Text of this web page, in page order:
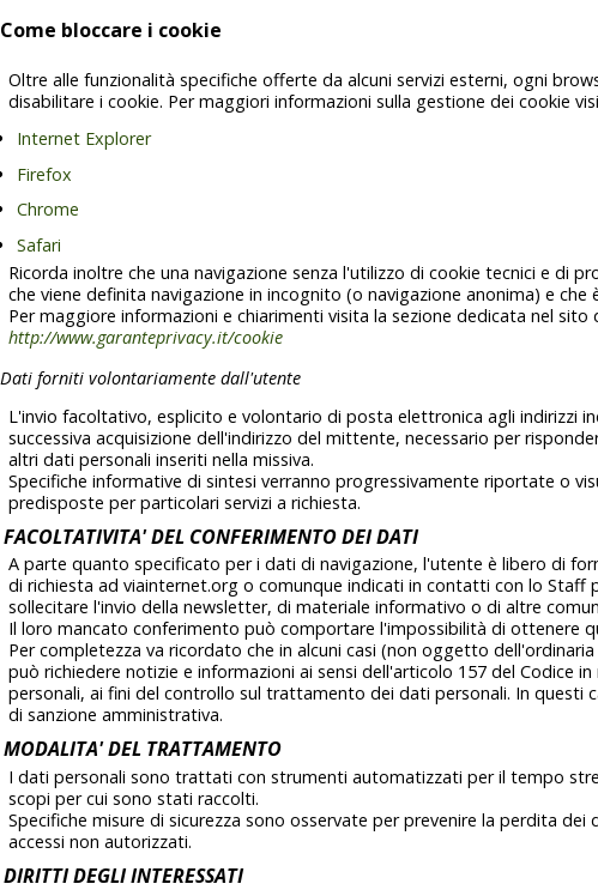
Come bloccare i cookie
Oltre alle funzionalità specifiche offerte da alcuni servizi esterni, ogni
disabilitare i cookie. Per maggiori informazioni sulla gestione dei cookie
Internet Explorer
Firefox
Chrome
Safari
Ricorda inoltre che una navigazione senza l'utilizzo di cookie tecnici e di
che viene definita navigazione in incognito (o navigazione anonima) e
Per maggiore informazioni e chiarimenti visita la sezione dedicata nel sito
http://www.garanteprivacy.it/cookie
Dati forniti volontariamente dall'utente
L'invio facoltativo, esplicito e volontario di posta elettronica agli indirizzi
successiva acquisizione dell'indirizzo del mittente, necessario per
altri dati personali inseriti nella missiva.
Specifiche informative di sintesi verranno progressivamente riportate o
predisposte per particolari servizi a richiesta.
FACOLTATIVITA' DEL CONFERIMENTO DEI DATI
A parte quanto specificato per i dati di navigazione, l'utente è libero di
di richiesta ad viainternet.org o comunque indicati in contatti con lo Staff
sollecitare l'invio della newsletter, di materiale informativo o di altre
Il loro mancato conferimento può comportare l'impossibilità di ottenere
Per completezza va ricordato che in alcuni casi (non oggetto
può richiedere notizie e informazioni ai sensi dell'articolo 157 del Codice
personali, ai fini del controllo sul trattamento dei dati personali. In questi
di sanzione amministrativa.
MODALITA' DEL TRATTAMENTO
I dati personali sono trattati con strumenti automatizzati per il tempo
scopi per cui sono stati raccolti.
Specifiche misure di sicurezza sono osservate per prevenire la perdita
accessi non autorizzati.
DIRITTI DEGLI INTERESSATI